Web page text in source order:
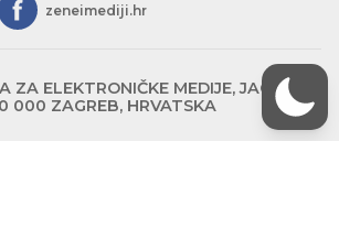
zeneimediji.hr
ELEKTRONIČKE MEDIJE, JAGIĆEVA
000 ZAGREB, HRVATSKA